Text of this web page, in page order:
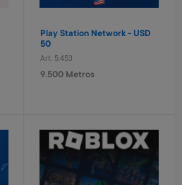
Pelota de basket n° 7
1.300 Metros
Play Station Network - USD
50
Art. 5.453
9.500 Metros